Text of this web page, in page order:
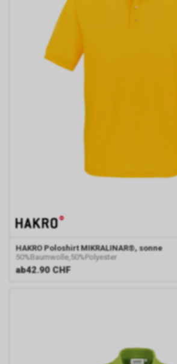
HAKRO Poloshirt MIKRALINAR®, sonne
50%Baumwolle,50%Polyester
ab42.90 CHF
Internetauftritt eines
besuchen, der
ebenfalls das
unserem
unseren dortigen
dieser Funktion
von Cookies
Marketing kann